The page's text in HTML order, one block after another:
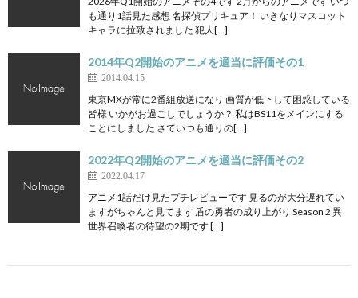
も通り1話見た感想 名探偵プリキュア！ いきなりマスコット
キャラに拉致されました 犯人[…]
2014年Q2開始のアニメを適当に評価その1
2014.04.15
東京MXが常に2番組放送になり 画質が低下して困惑している
皆様 いかがお過ごしでしょうか？ 私はBS11をメインにする
ことにしました さていつも通りの[…]
2022年Q2開始のアニメを適当に評価その2
2022.04.17
アニメ1話だけ見たプチレビューです 見るのが大分遅れてい
ますがちゃんと見てます 盾の勇者の成り上がり Season 2 異
世界召喚者の待望の2期です […]